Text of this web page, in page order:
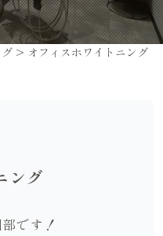
> オフィスホワイトニング
ング
です！